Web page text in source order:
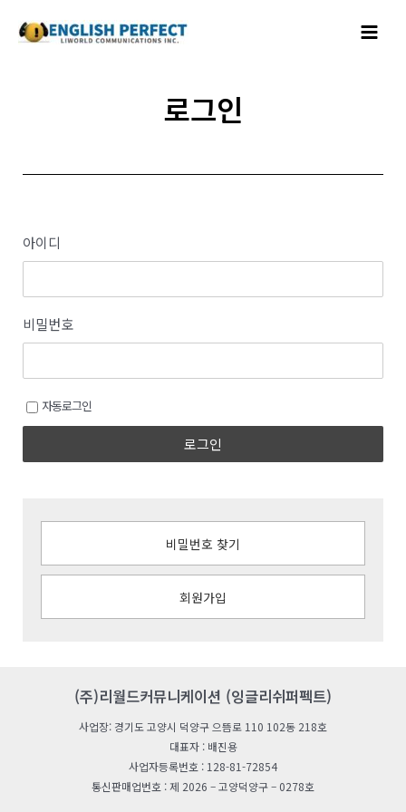
건너뛰기
Menu
로그인
아이디
비밀번호
자동로그인
로그인
비밀번호 찾기
회원가입
(주)리월드커뮤니케이션 (잉글리쉬퍼펙트)
사업장: 경기도 고양시 덕양구 으뜸로 110 102동 218호
대표자 : 배진용
사업자등록번호 : 128-81-72854
통신판매업번호 : 제 2026 – 고양덕양구 – 0278호